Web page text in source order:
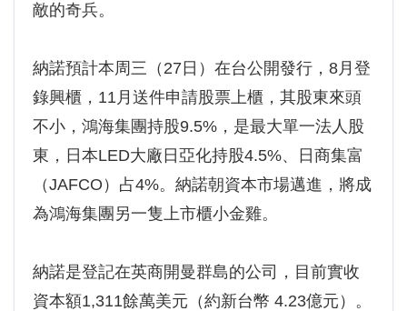
敵的奇兵。
納諾預計本周三（27日）在台公開發行，8月登
錄興櫃，11月送件申請股票上櫃，其股東來頭
不小，鴻海集團持股9.5%，是最大單一法人股
東，日本LED大廠日亞化持股4.5%、日商集富
（JAFCO）占4%。納諾朝資本市場邁進，將成
為鴻海集團另一隻上市櫃小金雞。
納諾是登記在英商開曼群島的公司，目前實收
資本額1,311餘萬美元（約新台幣 4.23億元）。